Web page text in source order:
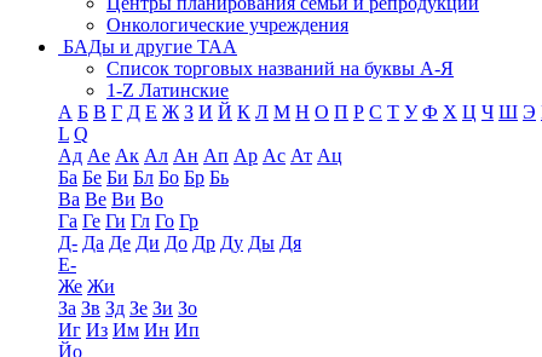
Онкологические учреждения
БАДы и другие ТАА
Список торговых названий на буквы А-Я
1-Z Латинские
А Б В Г Д Е Ж З И Й К Л М Н О П Р С Т У Ф Х Ц Ч Ш Э
L Q
Ад Ае Ак Ал Ан Ап Ар Ас Ат Ац
Ба Бе Би Бл Бо Бр Бь
Ва Ве Ви Во
Га Ге Ги Гл Го Гр
Д- Да Де Ди До Др Ду Ды Дя
Е-
Же Жи
За Зв Зд Зе Зи Зо
Иг Из Им Ин Ип
Йо